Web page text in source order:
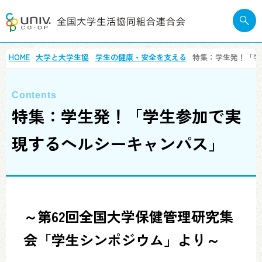
HOME 大学と大学生協 学生の健康・安全を支える 特集：学生発！「
特集：学生発！「学生参加で実
現するヘルシーキャンパス」
～第62回全国大学保健管理研究集
会「学生シンポジウム」より～